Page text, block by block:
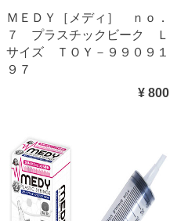
ＭＥＤＹ［メディ］ ｎｏ．
７ プラスチックビーク Ｌ
サイズ ＴＯＹ－９９０９１
９７
¥ 800